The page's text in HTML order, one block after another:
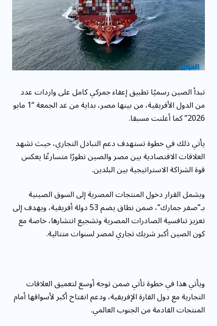
بحلول ...
تبدأ الصين رسميًا تطبيق إعفاء جمركي كامل على واردات عدد
من الدول الأفريقية، من بينها مصر، بداية من غد الجمعة “1 مايو
2026” كما أعلنت مسبقا.
يأتي ذلك في خطوة تستهدف دعم التبادل التجاري، حيث تشهد
العلاقات الاقتصادية بين مصر والصين تطورًا متسارعًا يعكس
قوة الشراكة الاستراتيجية بين البلدين.
ويشمل القرار دخول المنتجات المصرية إلى السوق الصينية
بـ”صفر جمارك”، ضمن نطاق يضم 53 دولة أفريقية، ويهدف إلى
تعزيز تنافسية الصادرات المصرية وتشجيع انتشارها، خاصة مع
كون الصين أكبر شريك تجاري لمصر لسنوات متتالية.
ويأتي هذا في خطوة تأتي ضمن توجه أوسع لتعميق العلاقات
التجارية مع دول القارة الإفريقية، ودعم انفتاح أكبر لأسواقها أمام
المنتجات القادمة من الجنوب العالمي.